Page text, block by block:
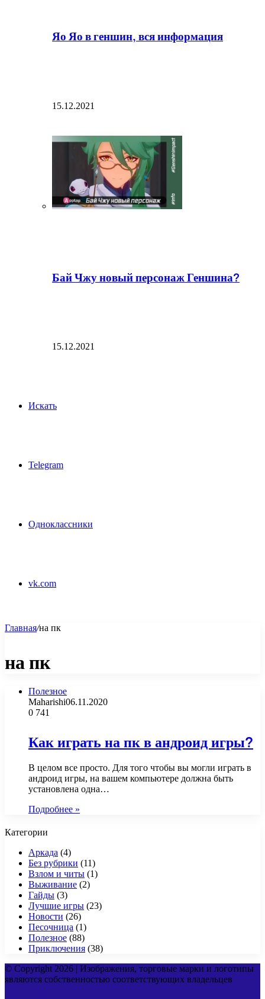
Яо Яо в геншин, вся информация
15.12.2021
Бай Чжу новый персонаж Геншина?
15.12.2021
Искать
Telegram
Одноклассники
vk.com
Главная/на пк
на пк
Полезное
Maharishi06.11.2020
0 741
Как играть на пк в андроид игры?
В целом все просто. Для того чтобы вы могли играть в
андроид игры, на вашем компьютере должна быть
установлена одна…
Подробнее »
Категории
Аркада (4)
Без рубрики (11)
Взлом и читы (1)
Выживание (2)
Гайды (3)
Лучшие игры (23)
Новости (26)
Песочница (1)
Полезное (88)
Приключения (38)
© Copyright 2026 | Изображения, торговые марки и логотипы
являются собственностью соответствующих владельцев